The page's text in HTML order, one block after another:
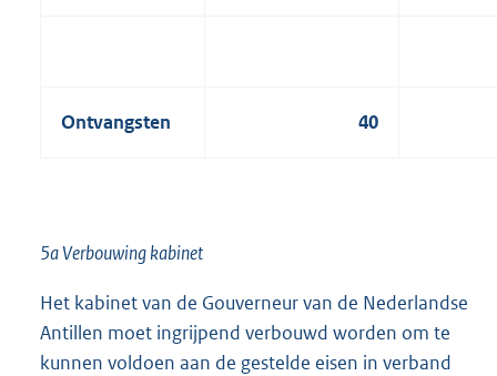
Ontvangsten 40
5a Verbouwing kabinet
Het kabinet van de Gouverneur van de Nederlandse
Antillen moet ingrijpend verbouwd worden om te
kunnen voldoen aan de gestelde eisen in verband